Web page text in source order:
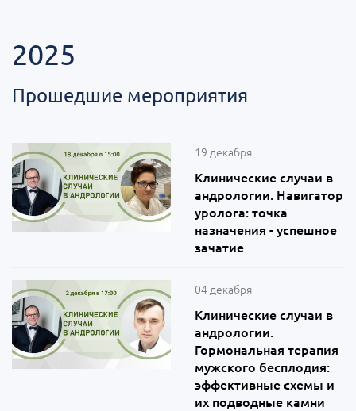
2025
Прошедшие мероприятия
19 декабря
Клинические случаи в
андрологии. Навигатор
уролога: точка
назначения - успешное
зачатие
04 декабря
Клинические случаи в
андрологии.
Гормональная терапия
мужского бесплодия:
эффективные схемы и
их подводные камни